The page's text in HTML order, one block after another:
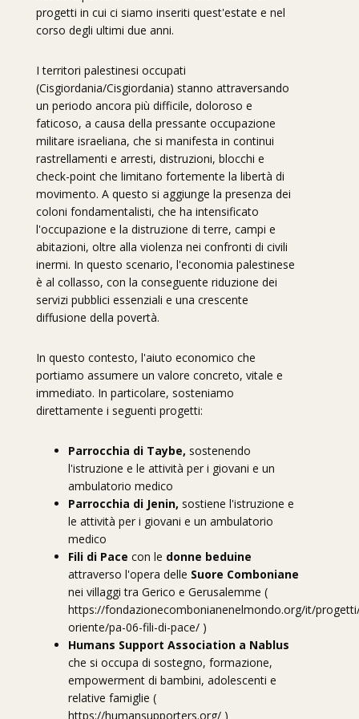
progetti in cui ci siamo inseriti quest'estate e nel
corso degli ultimi due anni.
I territori palestinesi occupati
(Cisgiordania/Cisgiordania) stanno attraversando
un periodo ancora più difficile, doloroso e
faticoso, a causa della pressante occupazione
militare israeliana, che si manifesta in continui
rastrellamenti e arresti, distruzioni, blocchi e
check-point che limitano fortemente la libertà di
movimento. A questo si aggiunge la presenza dei
coloni fondamentalisti, che ha intensificato
l'occupazione e la distruzione di terre, campi e
abitazioni, oltre alla violenza nei confronti di civili
inermi. In questo scenario, l'economia palestinese
è al collasso, con la conseguente riduzione dei
servizi pubblici essenziali e una crescente
diffusione della povertà.
In questo contesto, l'aiuto economico che
portiamo assumere un valore concreto, vitale e
immediato. In particolare, sosteniamo
direttamente i seguenti progetti:
Parrocchia di Taybe, sostenendo
l'istruzione e le attività per i giovani e un
ambulatorio medico
Parrocchia di Jenin, sostiene l'istruzione e
le attività per i giovani e un ambulatorio
medico
Fili di Pace con le donne beduine
attraverso l'opera delle Suore Comboniane
nei villaggi tra Gerico e Gerusalemme (
https://fondazionecombonianenelmondo.org/it/
oriente/pa-06-fili-di-pace/ )
Humans Support Association a Nablus
che si occupa di sostegno, formazione,
empowerment di bambini, adolescenti e
relative famiglie (
https://humansupporters.org/ )